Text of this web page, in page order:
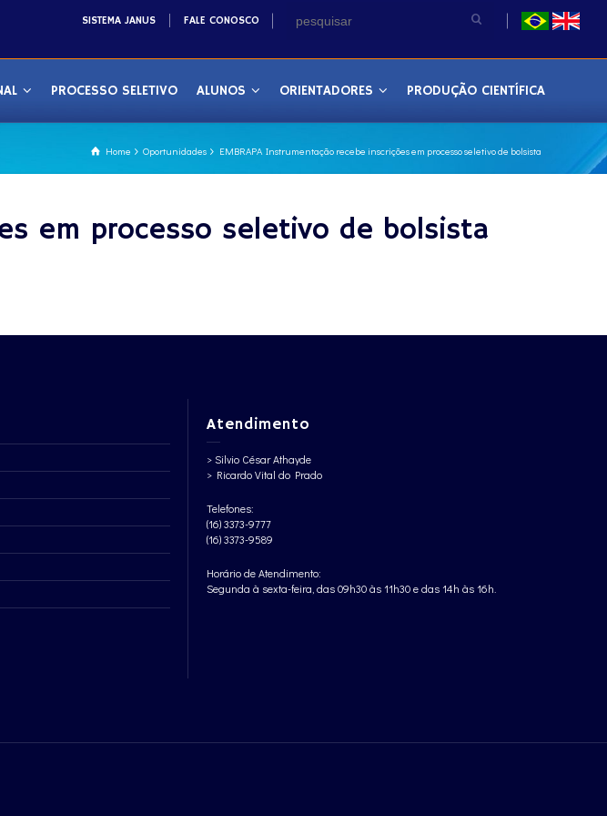
SISTEMA JANUS FALE CONOSCO
PROCESSO SELETIVO ALUNOS ORIENTADORES PRODUÇÃO CIENTÍFICA
Home Oportunidades EMBRAPA Instrumentação recebe inscrições em processo seletivo de bolsista
em processo seletivo de bolsista
Atendimento
> Silvio César Athayde
> Ricardo Vital do Prado
Telefones:
(16) 3373-9777
(16) 3373-9589
Horário de Atendimento:
Segunda à sexta-feira, das 09h30 às 11h30 e das 14h às 16h.